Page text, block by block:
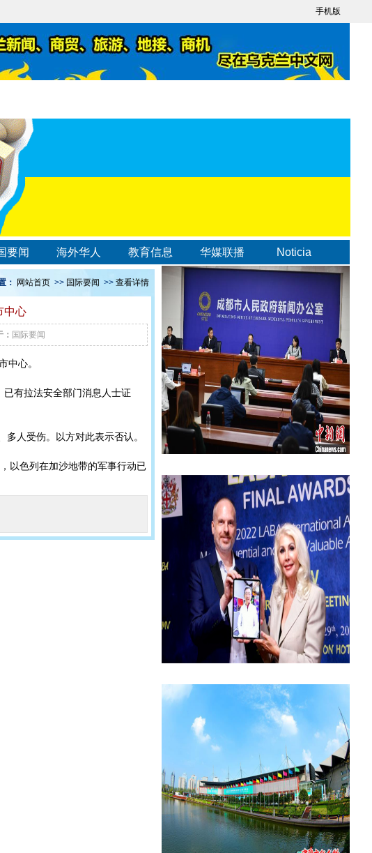
手机版
要闻 海外华人 教育信息 华媒联播 Noticia
： 网站首页 >> 国际要闻 >> 查看详情
中心
国际要闻
中心。
已有拉法安全部门消息人士证
人受伤。以方对此表示否认。
以色列在加沙地带的军事行动已